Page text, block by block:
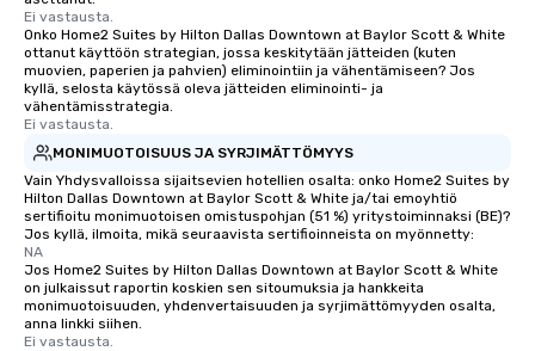
remember. Our one-
are special, from the
last. It’s an
convenient and
experience is
restaurants are
walking distance of
short stroll allows
Ei vastausta.
Onko Home2 Suites by Hilton Dallas Downtown at Baylor Scott & White
ottanut käyttöön strategian, jossa keskitytään jätteiden (kuten
muovien, paperien ja pahvien) eliminointiin ja vähentämiseen? Jos
kyllä, selosta käytössä oleva jätteiden eliminointi- ja
vähentämisstrategia.
Ei vastausta.
MONIMUOTOISUUS JA SYRJIMÄTTÖMYYS
Vain Yhdysvalloissa sijaitsevien hotellien osalta: onko Home2 Suites by
Hilton Dallas Downtown at Baylor Scott & White ja/tai emoyhtiö
sertifioitu monimuotoisen omistuspohjan (51 %) yritystoiminnaksi (BE)?
Jos kyllä, ilmoita, mikä seuraavista sertifioinneista on myönnetty:
NA
Jos Home2 Suites by Hilton Dallas Downtown at Baylor Scott & White
on julkaissut raportin koskien sen sitoumuksia ja hankkeita
monimuotoisuuden, yhdenvertaisuuden ja syrjimättömyyden osalta,
anna linkki siihen.
Ei vastausta.